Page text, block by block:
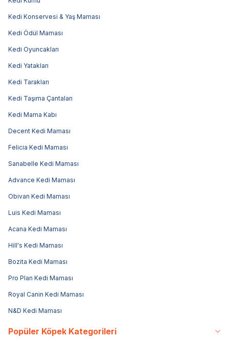
Kedi Konservesi & Yaş Maması
Kedi Ödül Maması
Kedi Oyuncakları
Kedi Yatakları
Kedi Tarakları
Kedi Taşıma Çantaları
Kedi Mama Kabı
Decent Kedi Maması
Felicia Kedi Maması
Sanabelle Kedi Maması
Advance Kedi Maması
Obivan Kedi Maması
Luis Kedi Maması
Acana Kedi Maması
Hill's Kedi Maması
Bozita Kedi Maması
Pro Plan Kedi Maması
Royal Canin Kedi Maması
N&D Kedi Maması
Popüler Köpek Kategorileri